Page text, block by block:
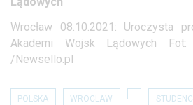
Wrocław 08.10.2021: Uroczysta
Akademi Wojsk Lądowych
/Newsello.pl
POLSKA WROCLAW STUDENCI